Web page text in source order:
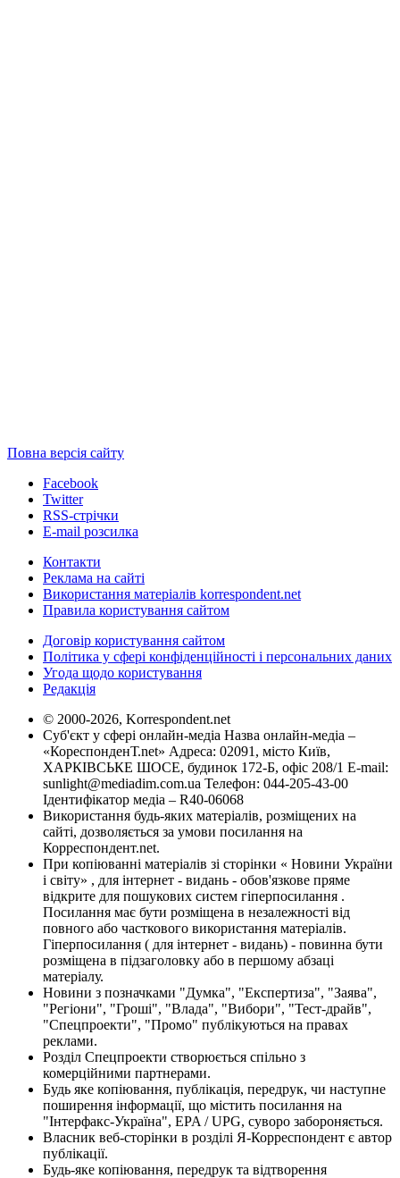
Повна версія сайту
Facebook
Twitter
RSS-стрічки
E-mail розсилка
Контакти
Реклама на сайті
Використання матеріалів korrespondent.net
Правила користування сайтом
Договір користування сайтом
Політика у сфері конфіденційності і персональних даних
Угода щодо користування
Редакція
© 2000-2026, Korrespondent.net
Суб'єкт у сфері онлайн-медіа Назва онлайн-медіа –
«КореспонденТ.net» Адреса: 02091, місто Київ,
ХАРКІВСЬКЕ ШОСЕ, будинок 172-Б, офіс 208/1 E-mail:
sunlight@mediadim.com.ua Телефон: 044-205-43-00
Ідентифікатор медіа – R40-06068
Використання будь-яких матеріалів, розміщених на
сайті, дозволяється за умови посилання на
Корреспондент.net.
При копіюванні матеріалів зі сторінки « Новини України
і світу» , для інтернет - видань - обов'язкове пряме
відкрите для пошукових систем гіперпосилання .
Посилання має бути розміщена в незалежності від
повного або часткового використання матеріалів.
Гіперпосилання ( для інтернет - видань) - повинна бути
розміщена в підзаголовку або в першому абзаці
матеріалу.
Новини з позначками "Думка", "Експертиза", "Заява",
"Регіони", "Гроші", "Влада", "Вибори", "Тест-драйв",
"Спецпроекти", "Промо" публікуються на правах
реклами.
Розділ Спецпроекти створюється спільно з
комерційними партнерами.
Будь яке копіювання, публікація, передрук, чи наступне
поширення інформації, що містить посилання на
"Інтерфакс-Україна", EPA / UPG, суворо забороняється.
Власник веб-сторінки в розділі Я-Корреспондент є автор
публікації.
Будь-яке копіювання, передрук та відтворення